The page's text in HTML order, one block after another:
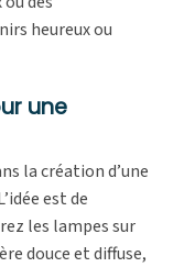
heureux ou
une
la création d’une
est de
les lampes sur
douce et diffuse,